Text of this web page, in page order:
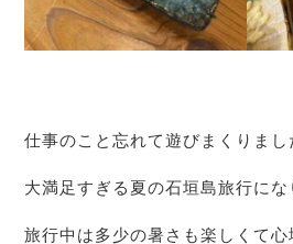
仕事のこと忘れて遊びまくりまし
大満足すぎる夏の石垣島旅行にな
旅行中は多少の暑さも楽しくて